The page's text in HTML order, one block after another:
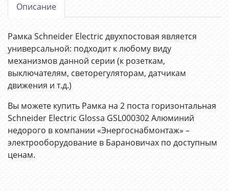
Описание
Рамка Schneider Electric двухпостовая является
универсальной: подходит к любому виду
механизмов данной серии (к розеткам,
выключателям, светорегуляторам, датчикам
движения и т.д.)
Вы можете купить Рамка на 2 поста горизонтальная
Schneider Electric Glossa GSL000302 Алюминий
недорого в компании «Энергоснабмонтаж» –
электрооборудование в Барановичах по доступным
ценам.